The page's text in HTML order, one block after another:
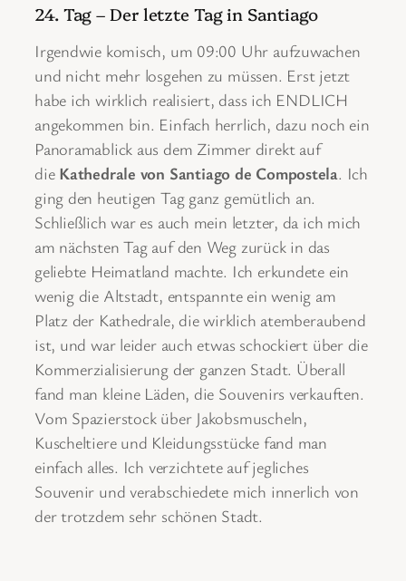
24. Tag – Der letzte Tag in Santiago
Irgendwie komisch, um 09:00 Uhr aufzuwachen
und nicht mehr losgehen zu müssen. Erst jetzt
habe ich wirklich realisiert, dass ich ENDLICH
angekommen bin. Einfach herrlich, dazu noch ein
Panoramablick aus dem Zimmer direkt auf
die Kathedrale von Santiago de Compostela. Ich
ging den heutigen Tag ganz gemütlich an.
Schließlich war es auch mein letzter, da ich mich
am nächsten Tag auf den Weg zurück in das
geliebte Heimatland machte. Ich erkundete ein
wenig die Altstadt, entspannte ein wenig am
Platz der Kathedrale, die wirklich atemberaubend
ist, und war leider auch etwas schockiert über die
Kommerzialisierung der ganzen Stadt. Überall
fand man kleine Läden, die Souvenirs verkauften.
Vom Spazierstock über Jakobsmuscheln,
Kuscheltiere und Kleidungsstücke fand man
einfach alles. Ich verzichtete auf jegliches
Souvenir und verabschiedete mich innerlich von
der trotzdem sehr schönen Stadt.